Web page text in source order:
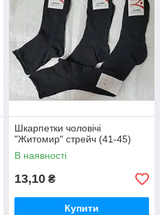
Шкарпетки чоловічі
"Житомир" стрейч (41-45)
В наявності
13,10 ₴
Купити